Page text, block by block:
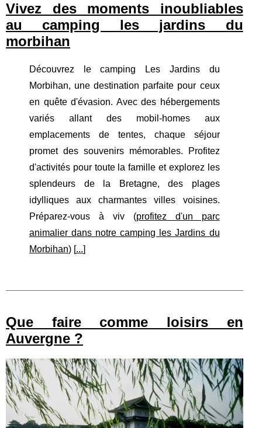
Vivez des moments inoubliables
au camping les jardins du
morbihan
Découvrez le camping Les Jardins du
Morbihan, une destination parfaite pour ceux
en quête d'évasion. Avec des hébergements
variés allant des mobil-homes aux
emplacements de tentes, chaque séjour
promet des souvenirs mémorables. Profitez
d'activités pour toute la famille et explorez les
splendeurs de la Bretagne, des plages
idylliques aux charmantes villes voisines.
Préparez-vous à viv (profitez d'un parc
animalier dans notre camping les Jardins du
Morbihan) [...]
Que faire comme loisirs en
Auvergne ?